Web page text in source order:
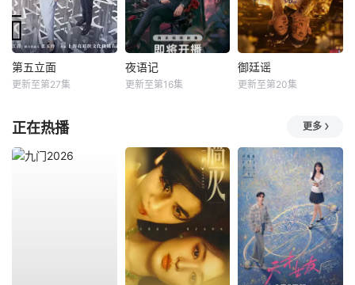
第五立面
更新至第27集
夜语记
更新至第16集
御廷谣
更新至第20集
正在热播 更多